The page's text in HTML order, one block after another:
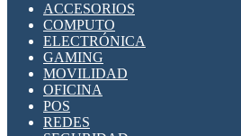
SUPRESOR DE
APLICACIONES
ACCESORIOS
COMPUTO
ELECTRÓNICA
GAMING
MOVILIDAD
OFICINA
POS
REDES